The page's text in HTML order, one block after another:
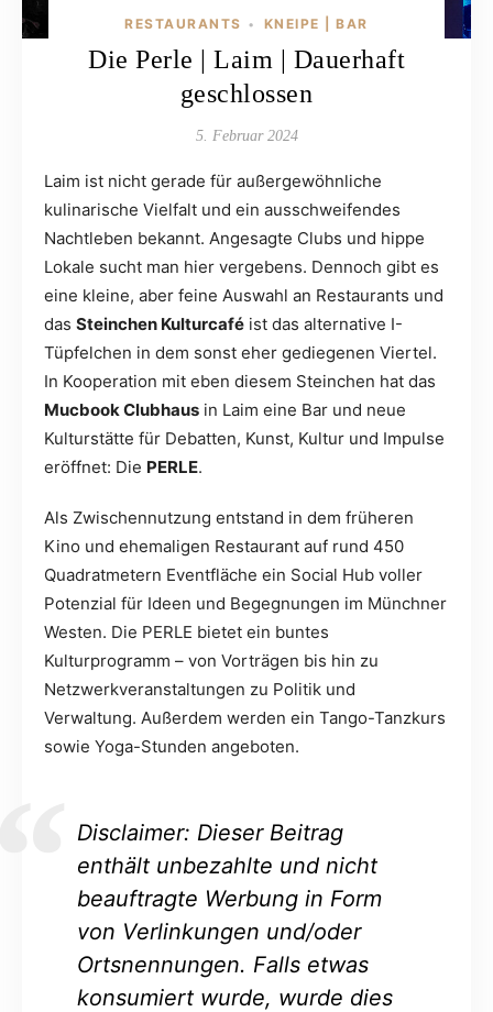
RESTAURANTS • KNEIPE | BAR
Die Perle | Laim | Dauerhaft
geschlossen
5. Februar 2024
Laim ist nicht gerade für außergewöhnliche
kulinarische Vielfalt und ein ausschweifendes
Nachtleben bekannt. Angesagte Clubs und hippe
Lokale sucht man hier vergebens. Dennoch gibt es
eine kleine, aber feine Auswahl an Restaurants und
das Steinchen Kulturcafé ist das alternative I-
Tüpfelchen in dem sonst eher gediegenen Viertel.
In Kooperation mit eben diesem Steinchen hat das
Mucbook Clubhaus in Laim eine Bar und neue
Kulturstätte für Debatten, Kunst, Kultur und Impulse
eröffnet: Die PERLE.
Als Zwischennutzung entstand in dem früheren
Kino und ehemaligen Restaurant auf rund 450
Quadratmetern Eventfläche ein Social Hub voller
Potenzial für Ideen und Begegnungen im Münchner
Westen. Die PERLE bietet ein buntes
Kulturprogramm – von Vorträgen bis hin zu
Netzwerkveranstaltungen zu Politik und
Verwaltung. Außerdem werden ein Tango-Tanzkurs
sowie Yoga-Stunden angeboten.
Disclaimer: Dieser Beitrag
enthält unbezahlte und nicht
beauftragte Werbung in Form
von Verlinkungen und/oder
Ortsnennungen. Falls etwas
konsumiert wurde, wurde dies